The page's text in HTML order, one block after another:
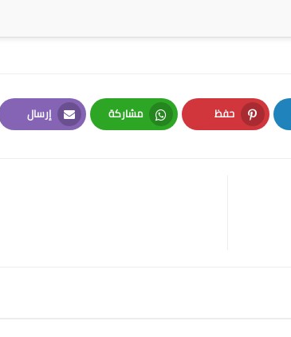
حفظ
Pinterest
مشاركة
Whatsapp
إرسال
Email